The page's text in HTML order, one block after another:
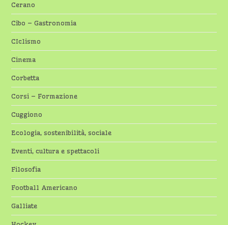
Cerano
Cibo – Gastronomia
CIclismo
Cinema
Corbetta
Corsi – Formazione
Cuggiono
Ecologia, sostenibilità, sociale
Eventi, cultura e spettacoli
Filosofia
Football Americano
Galliate